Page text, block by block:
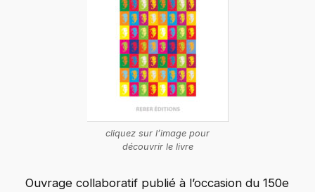
cliquez sur l’image pour
découvrir le livre
Ouvrage collaboratif publié à l’occasion du 150e